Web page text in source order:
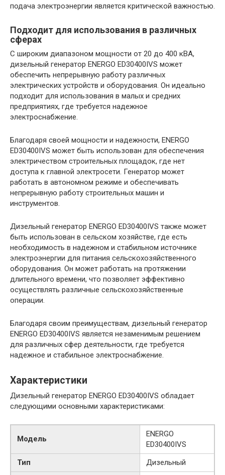
подача электроэнергии является критической важностью.
Подходит для использования в различных
сферах
С широким диапазоном мощности от 20 до 400 кВА,
дизельный генератор ENERGO ED30400IVS может
обеспечить непрерывную работу различных
электрических устройств и оборудования. Он идеально
подходит для использования в малых и средних
предприятиях, где требуется надежное
электроснабжение.
Благодаря своей мощности и надежности, ENERGO
ED30400IVS может быть использован для обеспечения
электричеством строительных площадок, где нет
доступа к главной электросети. Генератор может
работать в автономном режиме и обеспечивать
непрерывную работу строительных машин и
инструментов.
Дизельный генератор ENERGO ED30400IVS также может
быть использован в сельском хозяйстве, где есть
необходимость в надежном и стабильном источнике
электроэнергии для питания сельскохозяйственного
оборудования. Он может работать на протяжении
длительного времени, что позволяет эффективно
осуществлять различные сельскохозяйственные
операции.
Благодаря своим преимуществам, дизельный генератор
ENERGO ED30400IVS является незаменимым решением
для различных сфер деятельности, где требуется
надежное и стабильное электроснабжение.
Характеристики
Дизельный генератор ENERGO ED30400IVS обладает
следующими основными характеристиками:
Модель
ENERGO
ED30400IVS
Тип
Дизельный